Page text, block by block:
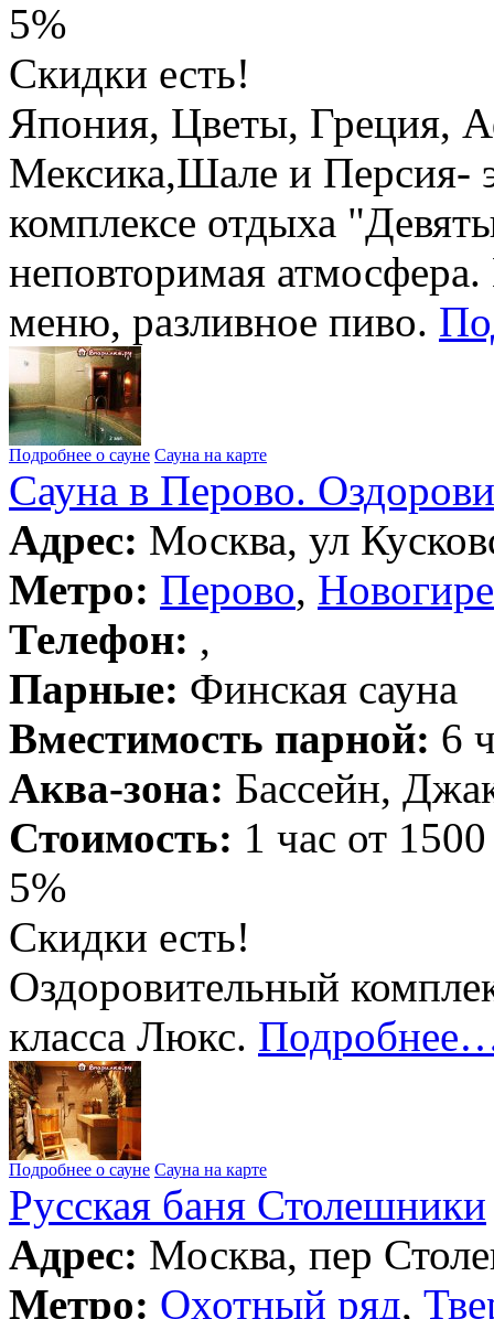
5%
Скидки есть!
Япония, Цветы, Греция,
Мексика,Шале и Персия-
комплексе отдыха
неповторимая
меню, разливное пиво.
Подробнее о сауне Сауна на карте
Сауна в Перово.
Адрес: Москва, ул
Метро: Перово,
Телефон: ,
Парные: Финская сауна
Вместимость парной: 6
Аква-зона: Бассейн,
Стоимость: 1 час от
5%
Скидки есть!
Оздоровительный
класса Люкс.
Подробнее о сауне Сауна на карте
Русская баня Столешники
Адрес: Москва, пер
Метро: Охотный ряд,